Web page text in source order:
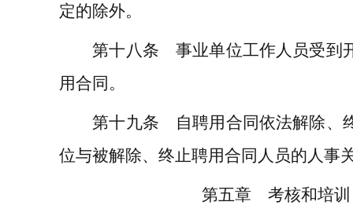
定的除外。
第十八条 事业单位工作人员受到
用合同。
第十九条 自聘用合同依法解除、
位与被解除、终止聘用合同人员的人事
第五章 考核和培训